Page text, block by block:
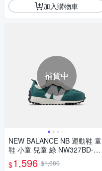
加入購物車
補貨中
NEW BALANCE NB 運動鞋 童
鞋 小童 兒童 綠 NW327BD-W
楦
$1,596 $1,680